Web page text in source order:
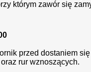
którym zawór się
przed dostaniem
rur wznoszących.